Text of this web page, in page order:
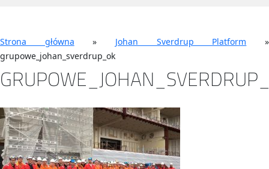
Strona główna » Johan Sverdrup Platform »
grupowe_johan_sverdrup_ok